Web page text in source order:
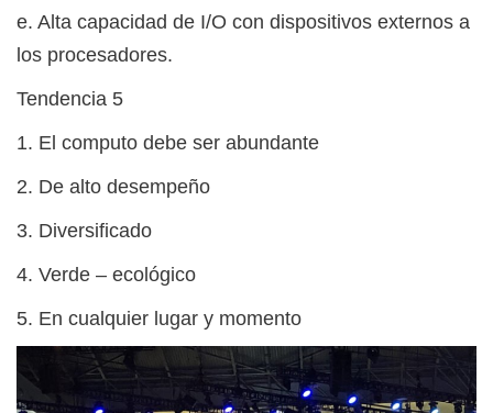
e. Alta capacidad de I/O con dispositivos externos a
los procesadores.
Tendencia 5
1. El computo debe ser abundante
2. De alto desempeño
3. Diversificado
4. Verde – ecológico
5. En cualquier lugar y momento